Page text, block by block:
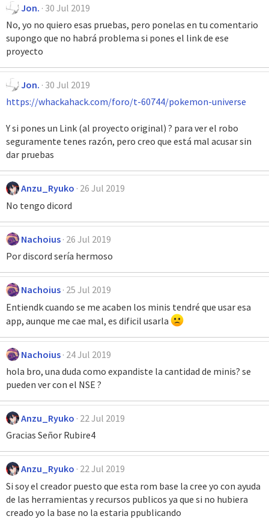
Jon. 30 Jul 2019
No, yo no quiero esas pruebas, pero ponelas en tu comentario
supongo que no habrá problema si pones el link de ese
proyecto
Jon. 30 Jul 2019
https://whackahack.com/foro/t-60744/pokemon-universe
Y si pones un Link (al proyecto original) ? para ver el robo
seguramente tenes razón, pero creo que está mal acusar sin
dar pruebas
Anzu_Ryuko 26 Jul 2019
No tengo dicord
Nachoius 26 Jul 2019
Por discord sería hermoso
Nachoius 25 Jul 2019
Entiendk cuando se me acaben los minis tendré que usar esa
app, aunque me cae mal, es dificil usarla
Nachoius 24 Jul 2019
hola bro, una duda como expandiste la cantidad de minis? se
pueden ver con el NSE ?
Anzu_Ryuko 22 Jul 2019
Gracias Señor Rubire4
Anzu_Ryuko 22 Jul 2019
Si soy el creador puesto que esta rom base la cree yo con ayuda
de las herramientas y recursos publicos ya que si no hubiera
creado yo la base no la estaria ppublicando